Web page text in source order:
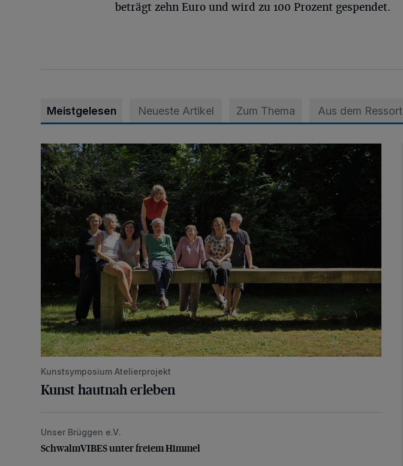
beträgt zehn Euro und wird zu 100 Prozent gespendet.
Meistgelesen Neueste Artikel Zum Thema Aus dem Ressort
Kunst hautnah erleben
Kunstsymposium Atelierprojekt
Kunst hautnah erleben
SchwalmVIBES unter freiem Himmel
Unser Brüggen e.V.
SchwalmVIBES unter freiem Himmel